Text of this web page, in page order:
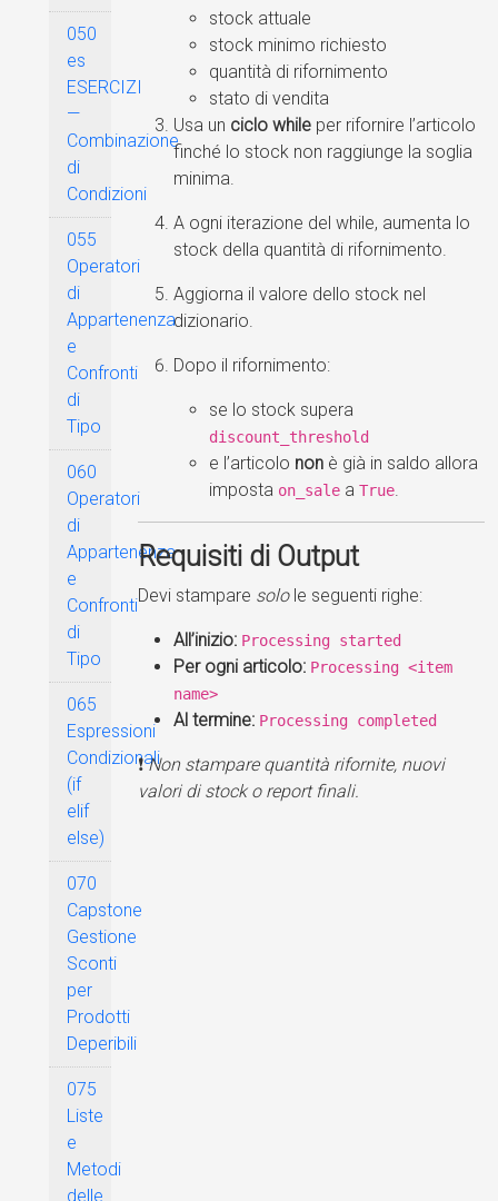
050
es
ESERCIZI
—
Combinazione
di
Condizioni
055
Operatori
di
Appartenenza
e
Confronti
di
Tipo
060
Operatori
di
Appartenenza
e
Confronti
di
Tipo
065
Espressioni
Condizionali
(if
elif
else)
070
Capstone
Gestione
Sconti
per
Prodotti
Deperibili
075
Liste
e
Metodi
delle
stock attuale
stock minimo richiesto
quantità di rifornimento
stato di vendita
Usa un ciclo while per rifornire l’articolo
finché lo stock non raggiunge la soglia
minima.
A ogni iterazione del while, aumenta lo
stock della quantità di rifornimento.
Aggiorna il valore dello stock nel
dizionario.
Dopo il rifornimento:
se lo stock supera
discount_threshold
e l’articolo non è già in saldo allora
imposta on_sale a True.
Requisiti di Output
Devi stampare solole seguenti righe:
All’inizio: Processing started
Per ogni articolo: Processing <item
name>
Al termine: Processing completed
❗Non stampare quantità rifornite, nuovi
valori di stock o report finali.